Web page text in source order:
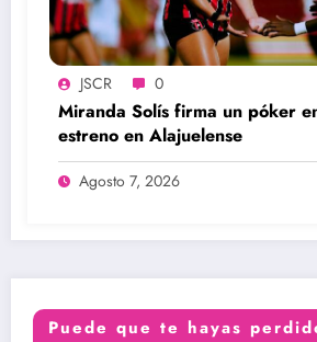
JSCR 0
Miranda Solís firma un póker
estreno en Alajuelense
Agosto 7, 2026
Puede que te hayas